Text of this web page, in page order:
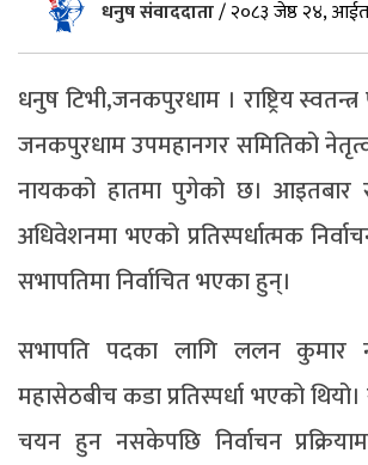
धनुष संवाददाता/२०८३ जेष्ठ २४,
धनुष टिभी,जनकपुरधाम । राष्ट्रिय स्वतन्त्र
जनकपुरधाम उपमहानगर समितिको
नायकको हातमा पुगेको छ। आइतबार
अधिवेशनमा भएको प्रतिस्पर्धात्मक
सभापतिमा निर्वाचित भएका हुन्।
सभापति पदका लागि ललन कुमार
महासेठबीच कडा प्रतिस्पर्धा भएको
चयन हुन नसकेपछि निर्वाचन